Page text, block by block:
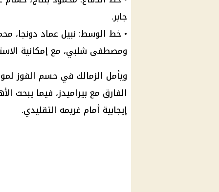
جابر.
• خط الوسط: نبيل عماد دونجا،
ومصطفى شلبي، مع إمكانية
ويأمل الزمالك في حسم الفوز
الفارق مع بيراميدز، فيما يبحث
إيجابية أمام غريمه التقليدي.